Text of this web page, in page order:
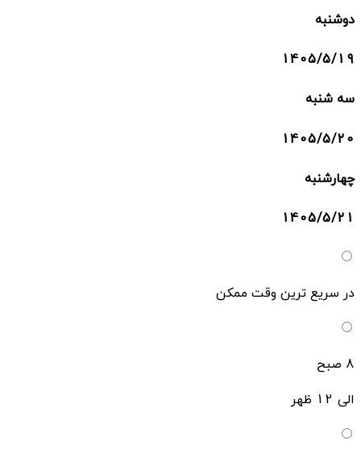
دوشنبه
1405/5/19
سه شنبه
1405/5/20
چهارشنبه
1405/5/21
در سریع ترین وقت ممکن
8 صبح
الی 12 ظهر